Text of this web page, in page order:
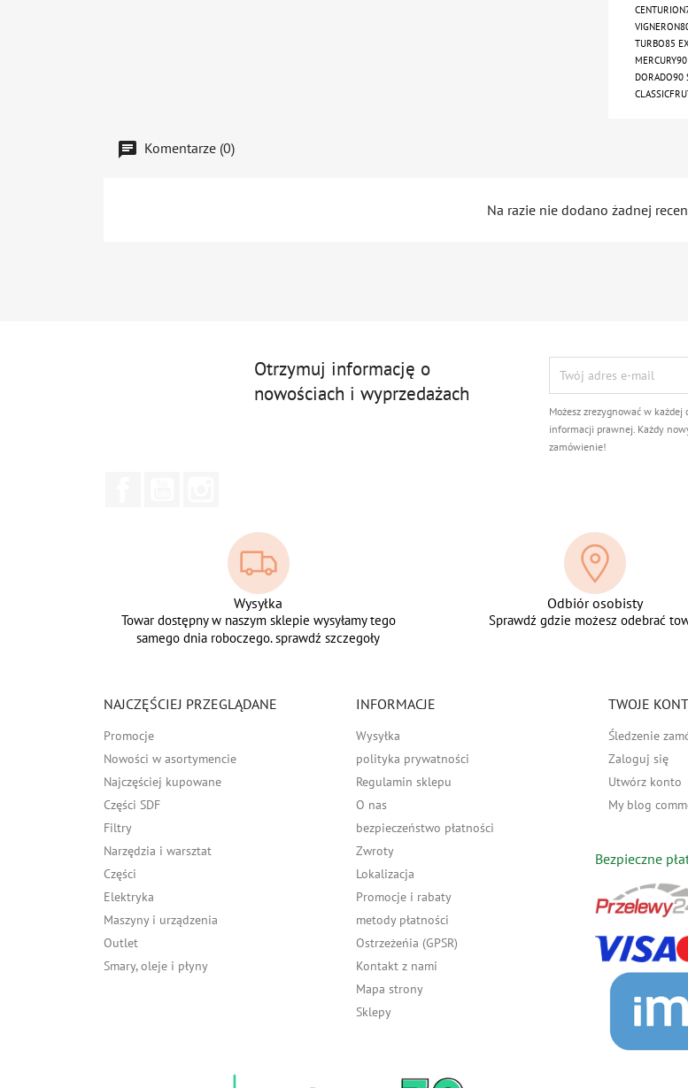
TURBO85
DORADO90
Komentarze (0)
Na razie nie dodano żadnej
Otrzymuj informację o
nowościach i wyprzedażach
Możesz zrezygnować w
informacji prawnej. Każdy
zamówienie!
Wysyłka
Towar dostępny w naszym sklepie wysyłamy tego
samego dnia roboczego. sprawdź szczegoły
Odbiór osobisty
Sprawdź gdzie możesz odebrać
NAJCZĘŚCIEJ PRZEGLĄDANE
Promocje
Nowości w asortymencie
Najczęściej kupowane
Części SDF
Filtry
Narzędzia i warsztat
Części
Elektryka
Maszyny i urządzenia
Outlet
Smary, oleje i płyny
INFORMACJE
Wysyłka
polityka prywatności
Regulamin sklepu
O nas
bezpieczeństwo płatności
Zwroty
Lokalizacja
Promocje i rabaty
metody płatności
Ostrzeżeńia (GPSR)
Kontakt z nami
Mapa strony
Sklepy
TWOJE
Śledzenie
Zaloguj się
Utwórz konto
My blog
Bezpieczne